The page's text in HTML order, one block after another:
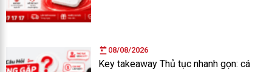
08/08/2026
Key takeaway Thủ tục nhanh gọn: cá